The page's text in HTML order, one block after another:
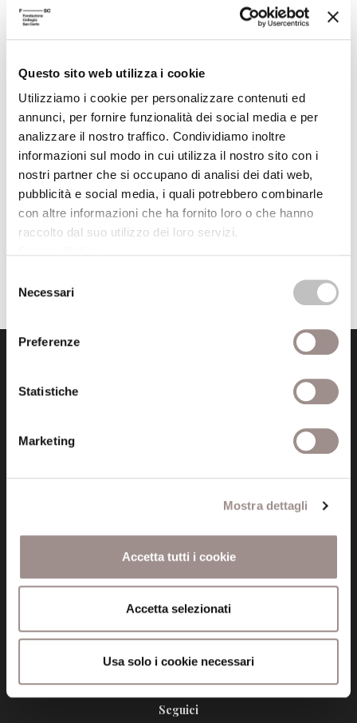
Questo sito web utilizza i cookie
Utilizziamo i cookie per personalizzare contenuti ed
annunci, per fornire funzionalità dei social media e per
analizzare il nostro traffico. Condividiamo inoltre
informazioni sul modo in cui utilizza il nostro sito con i
nostri partner che si occupano di analisi dei dati web,
pubblicità e social media, i quali potrebbero combinarle
con altre informazioni che ha fornito loro o che hanno
raccolto dal suo utilizzo dei loro servizi.
delNecessari
Preferenze
Statistiche
Marketing
Mostra dettagli
Accetta tutti i cookie
Accetta selezionati
Usa solo i cookie necessari
Autore volume
L'amore del pensiero
Editore Quodlibet
Anno pubblicazione
2000
Anno recensione2001
Recensito da Gianluca Valle
P.I. 00641060363
tel. 059.421211
info@fondazionesancarlo.it
Posta certificata (PEC)
fondazionecollegiosancarlo@legalmail.it
Seguici